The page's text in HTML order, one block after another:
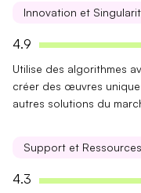
Innovation et
4.9
Utilise des algorithmes
créer des œuvres
autres solutions du
Support et
4.3